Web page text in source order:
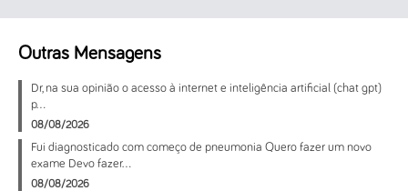
Outras Mensagens
Dr, na sua opinião o acesso à internet e inteligência artificial (chat gpt)
p...
08/08/2026
Fui diagnosticado com começo de pneumonia Quero fazer um novo
exame Devo fazer...
08/08/2026